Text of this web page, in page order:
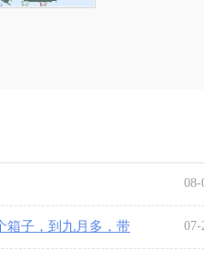
08-
箱子，到九月多，带
07-